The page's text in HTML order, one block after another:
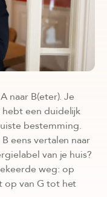
naar B(eter). Je
een duidelijk
bestemming.
eens vertalen naar
van je huis?
weg: op
op van G tot het